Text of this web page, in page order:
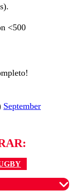
<500
September